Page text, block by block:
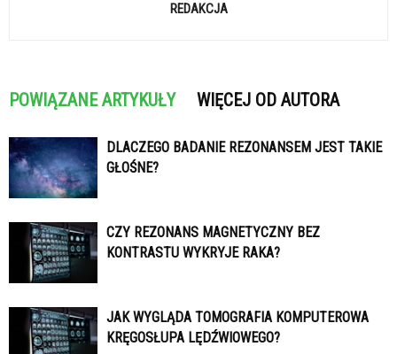
REDAKCJA
POWIĄZANE ARTYKUŁY WIĘCEJ OD AUTORA
DLACZEGO BADANIE REZONANSEM JEST TAKIE
GŁOŚNE?
CZY REZONANS MAGNETYCZNY BEZ
KONTRASTU WYKRYJE RAKA?
JAK WYGLĄDA TOMOGRAFIA KOMPUTEROWA
KRĘGOSŁUPA LĘDŹWIOWEGO?